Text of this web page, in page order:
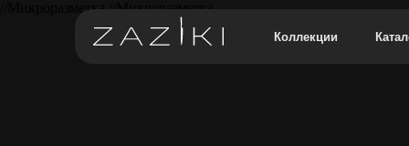
//Микроразметка //Микроразметка
Коллекции